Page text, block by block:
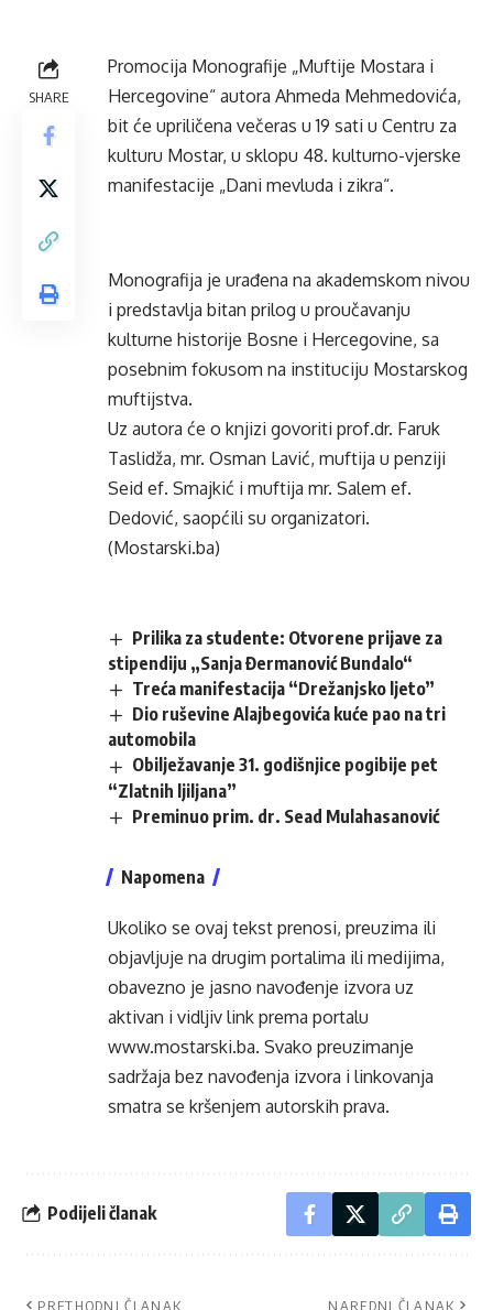
SHARE
Promocija Monografije „Muftije Mostara i
Hercegovine“ autora Ahmeda Mehmedovića,
bit će upriličena večeras u 19 sati u Centru za
kulturu Mostar, u sklopu 48. kulturno-vjerske
manifestacije „Dani mevluda i zikra“.
Monografija je urađena na akademskom nivou
i predstavlja bitan prilog u proučavanju
kulturne historije Bosne i Hercegovine, sa
posebnim fokusom na instituciju Mostarskog
muftijstva.
Uz autora će o knjizi govoriti prof.dr. Faruk
Taslidža, mr. Osman Lavić, muftija u penziji
Seid ef. Smajkić i muftija mr. Salem ef.
Dedović, saopćili su organizatori.
(Mostarski.ba)
Prilika za studente: Otvorene prijave za
stipendiju „Sanja Đermanović Bundalo“
Treća manifestacija “Drežanjsko ljeto”
Dio ruševine Alajbegovića kuće pao na tri
automobila
Obilježavanje 31. godišnjice pogibije pet
“Zlatnih ljiljana”
Preminuo prim. dr. Sead Mulahasanović
Napomena
Ukoliko se ovaj tekst prenosi, preuzima ili
objavljuje na drugim portalima ili medijima,
obavezno je jasno navođenje izvora uz
aktivan i vidljiv link prema portalu
www.mostarski.ba. Svako preuzimanje
sadržaja bez navođenja izvora i linkovanja
smatra se kršenjem autorskih prava.
Podijeli članak
PRETHODNI ČLANAK NAREDNI ČLANAK